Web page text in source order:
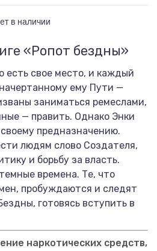
в наличии
«Ропот бездны»
есть свое место, и каждый
ему Пути —
заниматься ремеслами,
— править. Однако Энки
предназначению.
людям слово Создателя,
и борьбу за власть.
времена. Те, что
пробуждаются и следят
готовясь вступить в
наркотических средств,